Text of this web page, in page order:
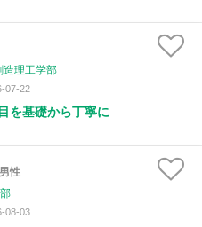
造理工学部
07-22
を基礎から丁寧に
性
08-03